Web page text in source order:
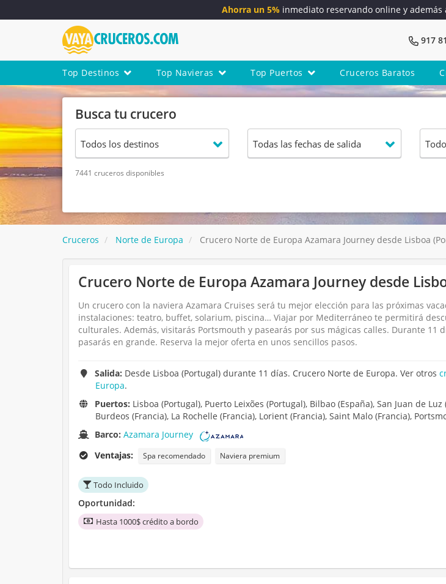
Ahorra un 5% inmediato reservando online y además
917
Top Destinos Top Navieras Top Puertos Cruceros Baratos
Busca tu crucero
7441 cruceros disponibles
Cruceros Norte de Europa Crucero Norte de Europa Azamara Journey desde Lisboa
Crucero Norte de Europa Azamara Journey desde
Un crucero con la naviera Azamara Cruises será tu mejor elección para las próximas
instalaciones: teatro, buffet, solarium, piscina… Viajar por Mediterráneo te permitirá
culturales. Además, visitarás Portsmouth y pasearás por sus mágicas calles. Durante 11
pasarás en grande. Reserva la mejor oferta en unos sencillos pasos.
Salida: Desde Lisboa (Portugal) durante 11 días. Crucero Norte de Europa. Ver otros
Europa.
Puertos: Lisboa (Portugal), Puerto Leixões (Portugal), Bilbao (España), San Juan de Luz
Burdeos (Francia), La Rochelle (Francia), Lorient (Francia), Saint Malo (Francia),
Barco:Azamara Journey
Ventajas:
Spa recomendado Naviera premium
Todo Incluido
Oportunidad:
Hasta 1000$ crédito a bordo